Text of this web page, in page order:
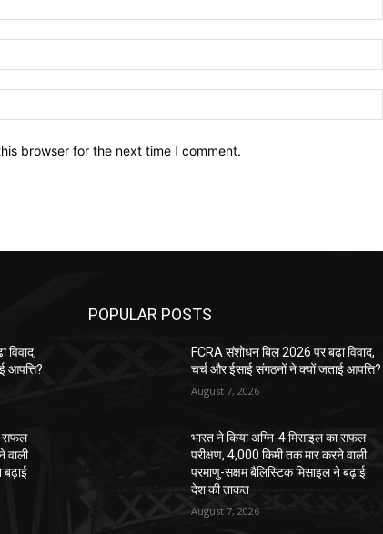
browser for the next time I comment.
आपत्ति?
सफल
वाली
बढ़ाई
POPULAR POSTS
FCRA संशोधन बिल 2026 पर बढ़ा विवाद,
चर्च और ईसाई संगठनों ने क्यों जताई आपत्ति?
August 7, 2026
भारत ने किया अग्नि-4 मिसाइल का सफल
परीक्षण, 4,000 किमी तक मार करने वाली
परमाणु-सक्षम बैलिस्टिक मिसाइल ने बढ़ाई
देश की ताकत
August 7, 2026